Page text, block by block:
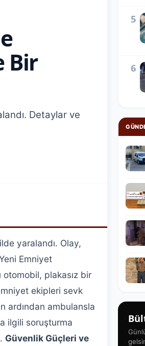
Bir
Detaylar ve
yaralandı. Olay,
Emniyet
otomobil, plakasız bir
ekipleri sevk
ardından ambulansla
ilgili soruşturma
Güvenlik Güçleri ve
5
6